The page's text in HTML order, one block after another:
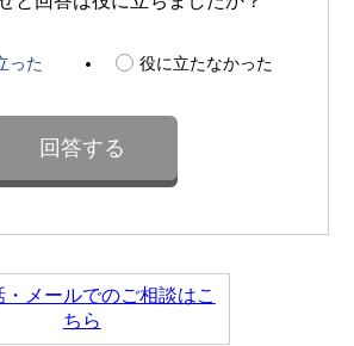
った 役に立たなかった
・メールでのご相談はこ
ちら